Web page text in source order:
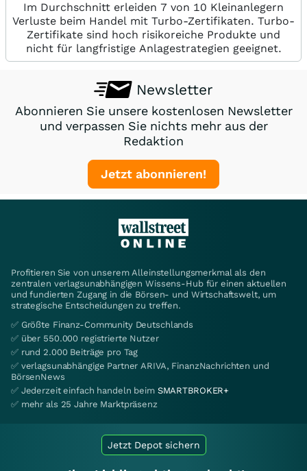
Im Durchschnitt erleiden 7 von 10 Kleinanlegern
Verluste beim Handel mit Turbo-Zertifikaten. Turbo-
Zertifikate sind hoch risikoreiche Produkte und
nicht für langfristige Anlagestrategien geeignet.
Newsletter
Abonnieren Sie unsere kostenlosen Newsletter
und verpassen Sie nichts mehr aus der
Redaktion
Jetzt abonnieren!
Profitieren Sie von unserem Alleinstellungsmerkmal als den
zentralen verlagsunabhängigen Wissens-Hub für einen aktuellen
und fundierten Zugang in die Börsen- und Wirtschaftswelt, um
strategische Entscheidungen zu treffen.
✅ Größte Finanz-Community Deutschlands
✅ über 550.000 registrierte Nutzer
✅ rund 2.000 Beiträge pro Tag
✅ verlagsunabhängige Partner ARIVA, FinanzNachrichten und
BörsenNews
✅ Jederzeit einfach handeln beim SMARTBROKER+
✅ mehr als 25 Jahre Marktpräsenz
Jetzt Depot sichern